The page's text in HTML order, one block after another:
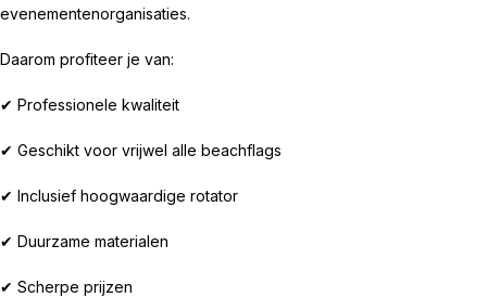
evenementenorganisaties.
Daarom profiteer je van:
✔ Professionele kwaliteit
✔ Geschikt voor vrijwel alle beachflags
✔ Inclusief hoogwaardige rotator
✔ Duurzame materialen
✔ Scherpe prijzen